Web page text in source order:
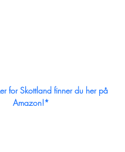
for Skottland finner du her på
Amazon!*